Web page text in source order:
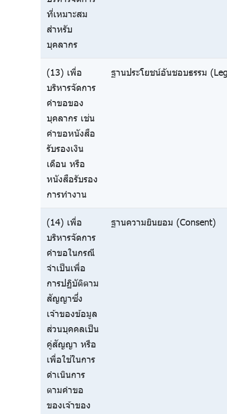
ที่เหมาะสม
สำหรับ
บุคลากร
(13) เพื่อ
บริหารจัดการ
คำขอของ
บุคลากร เช่น
คำขอหนังสือ
รับรองเงิน
เดือน หรือ
หนังสือรับรอง
การทำงาน
ฐานประโยชน์อันชอบธรรม
(14) เพื่อ
บริหารจัดการ
คำขอในกรณี
จำเป็นเพื่อ
การปฏิบัติตาม
สัญญาซึ่ง
เจ้าของข้อมูล
ส่วนบุคคลเป็น
คู่สัญญา หรือ
เพื่อใช้ในการ
ดำเนินการ
ตามคำขอ
ของเจ้าของ
ฐานความยินยอม (Consent)